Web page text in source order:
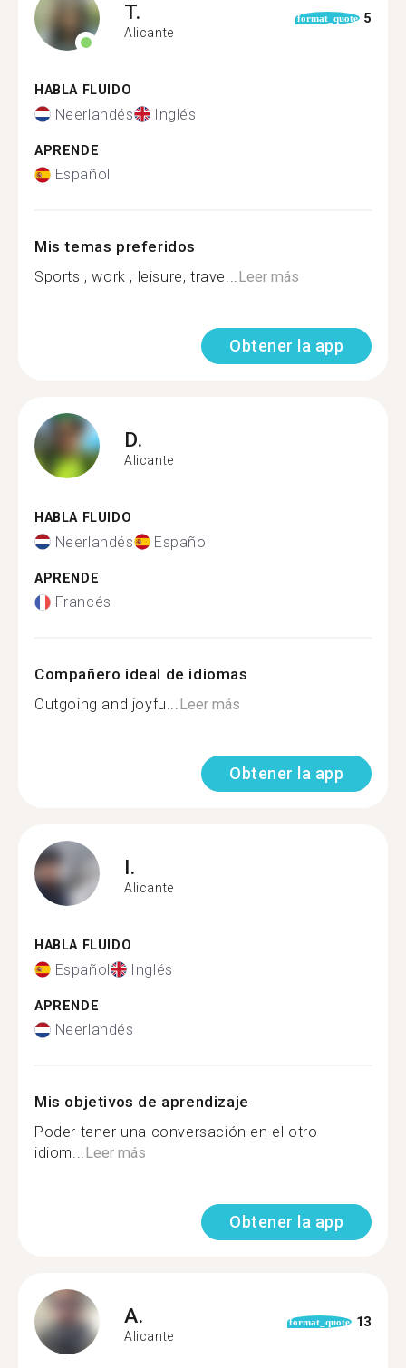
T.
Alicante
format_quote 5
HABLA FLUIDO
Neerlandés Inglés
APRENDE
Español
Mis temas preferidos
Sports , work , leisure, trave...Leer más
Obtener la app
D.
Alicante
HABLA FLUIDO
Neerlandés Español
APRENDE
Francés
Compañero ideal de idiomas
Outgoing and joyfu...Leer más
Obtener la app
I.
Alicante
HABLA FLUIDO
Español Inglés
APRENDE
Neerlandés
Mis objetivos de aprendizaje
Poder tener una conversación en el otro
idiom...Leer más
Obtener la app
A.
Alicante
format_quote 13